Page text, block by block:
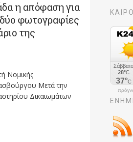
η απόφαση για
φωτογραφίες
της
Νομικής
Μετά την
Δικαιωμάτων